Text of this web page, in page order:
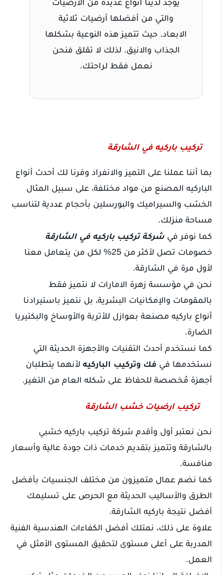
يوجد لدينا انواع عديدة من الأرضيات
والتي من أفضلها أرضيات ثلاثية
الابعاد. حيث تتميز هذه النوعية بشكلها
الجذاب والانيق. لذلك لا تقلق فنحن
نعمل فقط لراحتك.
تركيب باركيه في الشارقة
بما أننا عملنا على التميز والانفراد وفرنا لك أحدث أنواع
الباركيه المصنع من مواد مختلفة، على سبيل المثال
الخشب والسيراميك والبورسلين بأحجام عددية لتناسب
مساحة منزلك.
كما نوفر في شركة تركيب باركيه في الشارقة
خصومات تصل لأكثر من 25% لكل من يتعامل معنا
لأول مرة في الشارقة.
نحن في مؤسسة زهرة الامارات لا نتميز فقط
بالمقومات والإمكانيات البشرية، بل نتميز باستيرادنا
أنواع باركيه مصنعة بعوازل للأتربة والأوساخ والبكتيريا
الضارة.
كما نستخدم أحدث التقنيات والأجهزة الحديثة التي
نستخدمها في فك وتركيب الباركيه لأنهما يتطلبان
أجهزة مُخصصة للحفاظ على شكله العام من التغير.
تركيب ارضيات خشب الشارقة
نحن نعتبر أول وأقدم شركة تركيب باركيه خشبي
بالشارقة وتتميز بتقديم خدمات ذات جودة عالية وأسعار
منافسة.
كما نضم عمال متميزون من مختلف الجنسيات بأفضل
الطرق والأساليب الحديثة مع الحرص على تسليمك
أفضل نتيجة باركيه الشارقة.
علاوة على ذلك، نمتلك أفضل الكفاءات الهندسية الفنية
المدربة على أعلى مستوى لتحقيق المستوى الأمثل في
العمل.